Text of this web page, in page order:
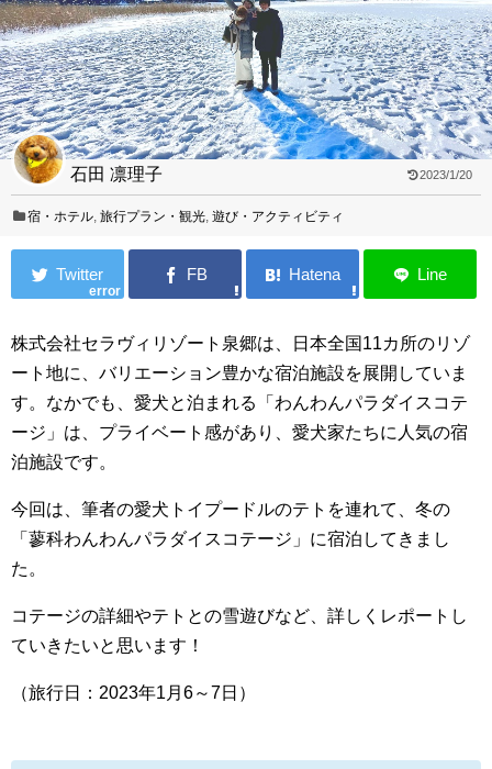
石田 凛理子 2023/1/20
宿・ホテル,旅行プラン・観光,遊び・アクティビティ
error
株式会社セラヴィリゾート泉郷は、日本全国11カ所のリゾ
ート地に、バリエーション豊かな宿泊施設を展開していま
す。なかでも、愛犬と泊まれる「わんわんパラダイスコテ
ージ」は、プライベート感があり、愛犬家たちに人気の宿
泊施設です。
今回は、筆者の愛犬トイプードルのテトを連れて、冬の
「蓼科わんわんパラダイスコテージ」に宿泊してきまし
た。
コテージの詳細やテトとの雪遊びなど、詳しくレポートし
ていきたいと思います！
（旅行日：2023年1月6～7日）